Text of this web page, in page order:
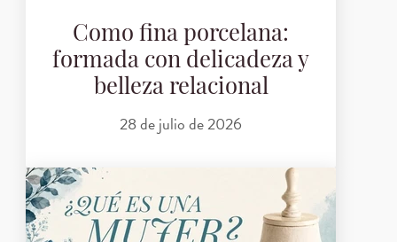
Como fina porcelana:
formada con delicadeza y
belleza relacional
28 de julio de 2026